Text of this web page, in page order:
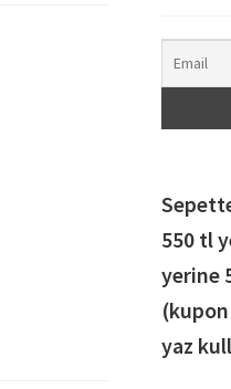
550 tl
yerine
yaz